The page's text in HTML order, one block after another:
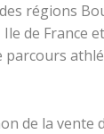
régions
de France
parcours
de la vente